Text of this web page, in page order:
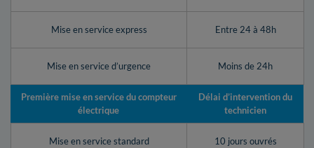
Mise en service express Entre 24 à 48h
Mise en service d’urgence Moins de 24h
Première mise en service du compteur
électrique
Délai d’intervention du
technicien
Mise en service standard 10 jours ouvrés